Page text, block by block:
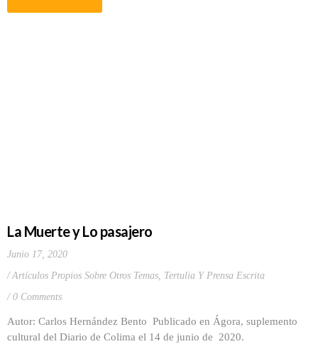
La Muerte y Lo pasajero
Junio 17, 2020
Artículos Propios Sobre Otros Temas, Tertulia Y Prensa Escrita
0 Comments
Autor: Carlos Hernández Bento Publicado en Ágora, suplemento
cultural del Diario de Colima el 14 de junio de 2020.